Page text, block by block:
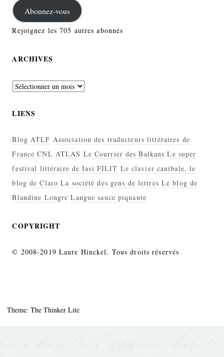
mail
Abonnez-vous
Rejoignez les 705 autres abonnés
ARCHIVES
Archives
LIENS
Blog ATLF Association des traducteurs littéraires de
France CNL ATLAS Le Courrier des Balkans Le super
festival littéraire de Iasi FILIT Le clavier canibale, le
blog de Claro La société des gens de lettres Le blog de
Blandine Longre Langue sauce piquante
COPYRIGHT
© 2008-2019 Laure Hinckel. Tous droits réservés
Theme: The Thinker Lite